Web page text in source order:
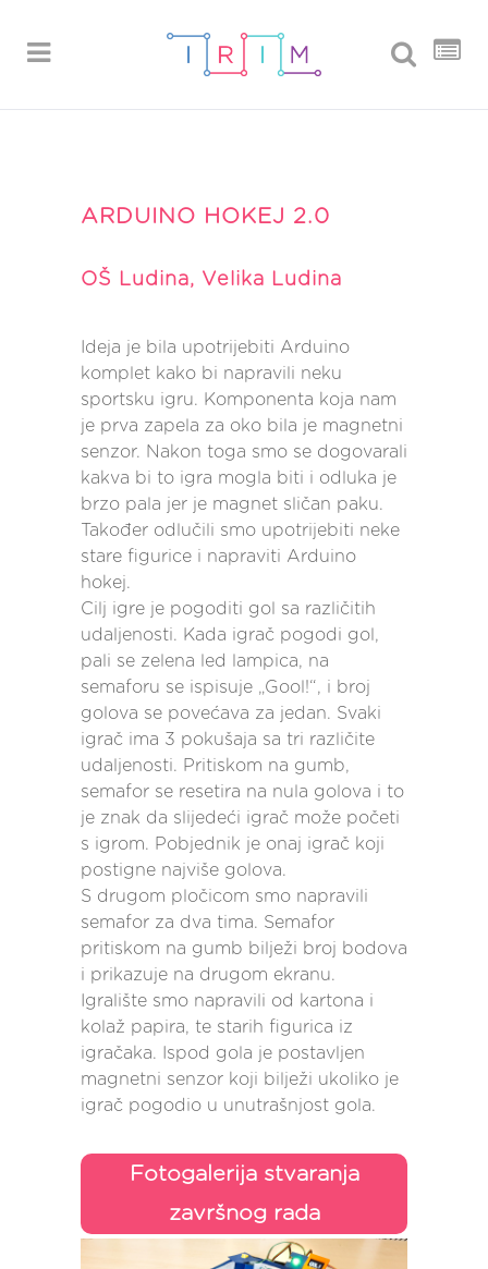
ARDUINO HOKEJ 2.0
OŠ Ludina, Velika Ludina
Ideja je bila upotrijebiti Arduino
komplet kako bi napravili neku
sportsku igru. Komponenta koja nam
je prva zapela za oko bila je magnetni
senzor. Nakon toga smo se dogovarali
kakva bi to igra mogla biti i odluka je
brzo pala jer je magnet sličan paku.
Također odlučili smo upotrijebiti neke
stare figurice i napraviti Arduino
hokej.
Cilj igre je pogoditi gol sa različitih
udaljenosti. Kada igrač pogodi gol,
pali se zelena led lampica, na
semaforu se ispisuje „Gool!“, i broj
golova se povećava za jedan. Svaki
igrač ima 3 pokušaja sa tri različite
udaljenosti. Pritiskom na gumb,
semafor se resetira na nula golova i to
je znak da slijedeći igrač može početi
s igrom. Pobjednik je onaj igrač koji
postigne najviše golova.
S drugom pločicom smo napravili
semafor za dva tima. Semafor
pritiskom na gumb bilježi broj bodova
i prikazuje na drugom ekranu.
Igralište smo napravili od kartona i
kolaž papira, te starih figurica iz
igračaka. Ispod gola je postavljen
magnetni senzor koji bilježi ukoliko je
igrač pogodio u unutrašnjost gola.
Fotogalerija stvaranja
završnog rada